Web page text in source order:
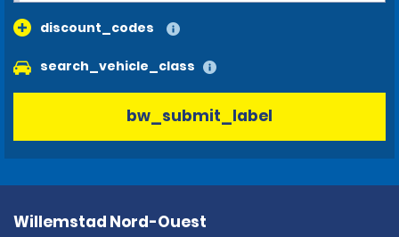
discount_codes
search_vehicle_class
bw_submit_label
Willemstad Nord-Ouest